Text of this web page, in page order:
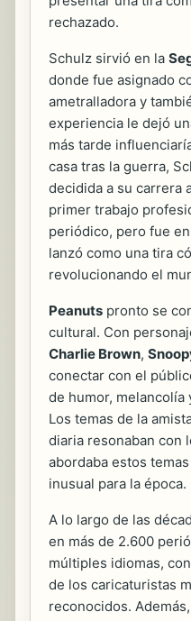
rechazado.
Schulz sirvió en la
donde fue asignado
ametralladora y
experiencia le dejó
más tarde
casa tras la guerra,
decidida a su carrera
primer trabajo
periódico, pero fue
lanzó como una tira
revolucionando el
Peanuts pronto se
cultural. Con
Charlie Brown,
conectar con el
de humor,
Los temas de la
diaria resonaban con
abordaba estos
inusual para la época.
A lo largo de las
en más de 2.600
múltiples idiomas,
de los caricaturistas
reconocidos.